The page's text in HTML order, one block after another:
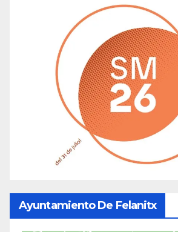
Ayuntamiento De Felanitx